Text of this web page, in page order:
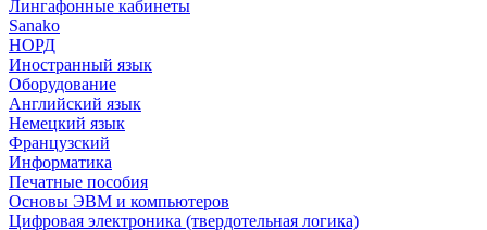
Лингафонные кабинеты
Sanako
НОРД
Иностранный язык
Оборудование
Английский язык
Немецкий язык
Французский
Информатика
Печатные пособия
Основы ЭВМ и компьютеров
Цифровая электроника (твердотельная логика)